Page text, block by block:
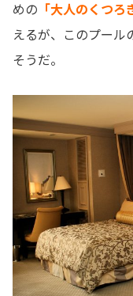
めの 「大人のくつろ
えるが、このプール
そうだ。